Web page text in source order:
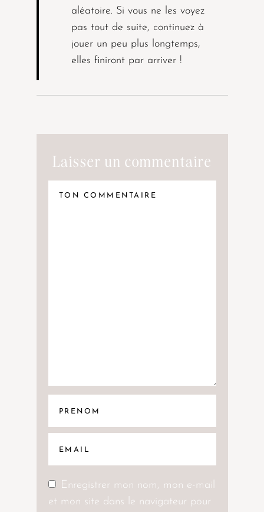
aléatoire. Si vous ne les voyez
pas tout de suite, continuez à
jouer un peu plus longtemps,
elles finiront par arriver !
Laisser un commentaire
Enregistrer mon nom, mon e-mail
et mon site dans le navigateur pour